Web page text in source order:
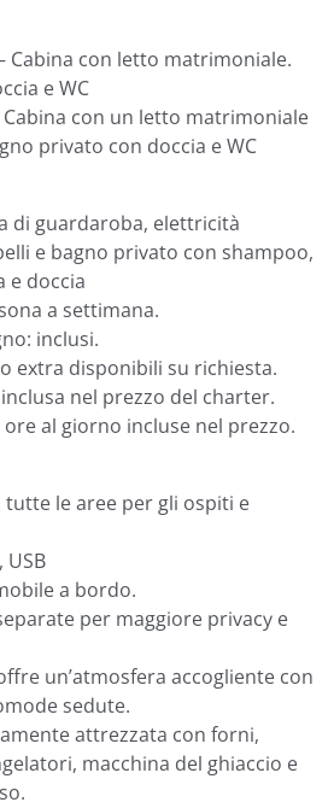
Cabina con letto matrimoniale.
e WC
Cabina con un letto matrimoniale
privato con doccia e WC
di guardaroba, elettricità
e bagno privato con shampoo,
e doccia
a settimana.
inclusi.
extra disponibili su richiesta.
nel prezzo del charter.
ore al giorno incluse nel prezzo.
tutte le aree per gli ospiti e
USB
a bordo.
per maggiore privacy e
un’atmosfera accogliente con
sedute.
attrezzata con forni,
macchina del ghiaccio e